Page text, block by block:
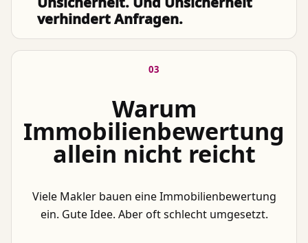
verhindert Anfragen.
03
Warum
Immobilienbewertung
allein nicht reicht
Viele Makler bauen eine Immobilienbewertung
ein. Gute Idee. Aber oft schlecht umgesetzt.